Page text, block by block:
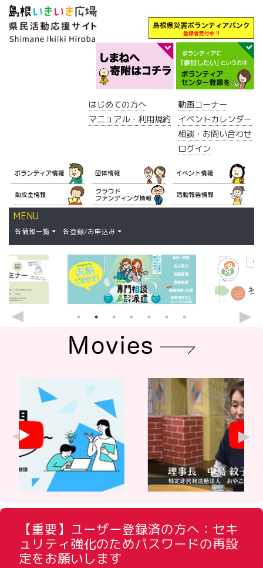
はじめての方へ
マニュアル・利用規約
動画コーナー
イベントカレンダー
相談・お問い合わせ
ログイン
MENU
各情報一覧 各登録/お申込み
【重要】ユーザー登録済の方へ：セキ
ュリティ強化のためパスワードの再設
定をお願いします